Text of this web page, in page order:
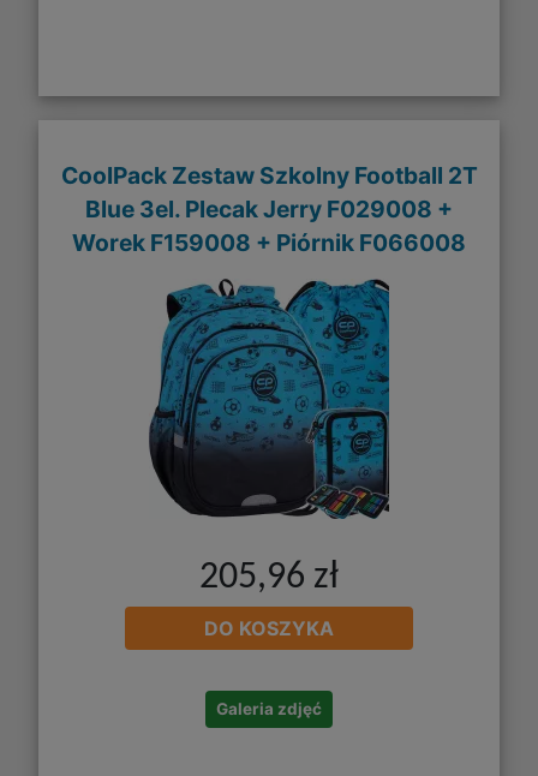
CoolPack Zestaw Szkolny Football 2T
Blue 3el. Plecak Jerry F029008 +
Worek F159008 + Piórnik F066008
205,96 zł
DO KOSZYKA
Galeria zdjęć